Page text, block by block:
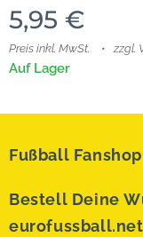
5,95 €
Preis inkl. MwSt. zzgl.
Auf Lager
Fußball
Bestell Deine